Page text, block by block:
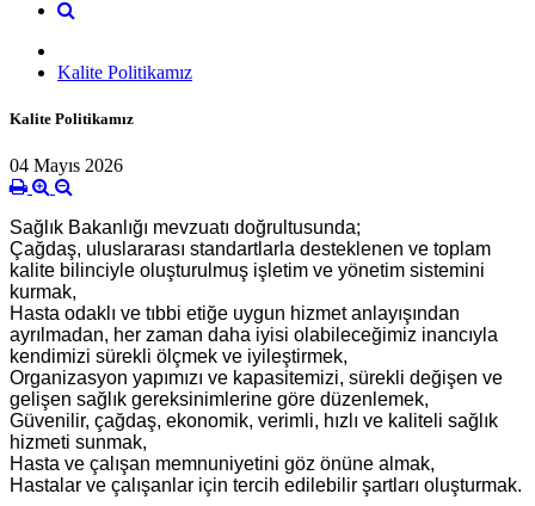
Kalite Politikamız
Kalite Politikamız
04 Mayıs 2026
Sağlık Bakanlığı mevzuatı doğrultusunda;
Çağdaş, uluslararası standartlarla desteklenen ve toplam
kalite bilinciyle oluşturulmuş işletim ve yönetim sistemini
kurmak,
Hasta odaklı ve tıbbi etiğe uygun hizmet anlayışından
ayrılmadan, her zaman daha iyisi olabileceğimiz inancıyla
kendimizi sürekli ölçmek ve iyileştirmek,
Organizasyon yapımızı ve kapasitemizi, sürekli değişen ve
gelişen sağlık gereksinimlerine göre düzenlemek,
Güvenilir, çağdaş, ekonomik, verimli, hızlı ve kaliteli sağlık
hizmeti sunmak,
Hasta ve çalışan memnuniyetini göz önüne almak,
Hastalar ve çalışanlar için tercih edilebilir şartları oluşturmak.